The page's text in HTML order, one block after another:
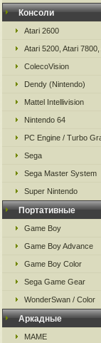
Консоли
Atari 2600
Atari 5200, Atari
ColecoVision
Dendy (Nintendo)
Mattel Intellivision
Nintendo 64
PC Engine / Turbo
Sega
Sega Master System
Super Nintendo
Портативные
Game Boy
Game Boy Advance
Game Boy Color
Sega Game Gear
WonderSwan / Color
Аркадные
MAME